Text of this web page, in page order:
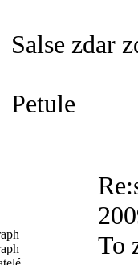
Salse zdar
Petule
To